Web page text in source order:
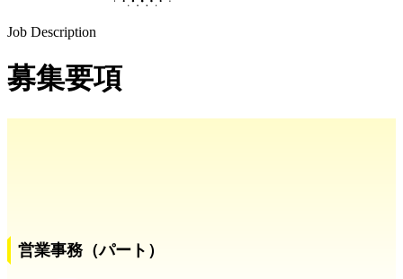
Job Description
募集要項
営業事務（パート）